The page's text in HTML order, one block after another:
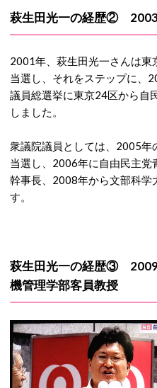
萩生田光一の経歴② 2003
2001年、萩生田光一さんは
当選し、それをステップに、
議員総選挙に東京24区から自
しました。
衆議院議員としては、2005年
当選し、2006年に自由民主
幹事長、2008年から文部科学
す。
萩生田光一の経歴③ 2009
機管理学部客員教授